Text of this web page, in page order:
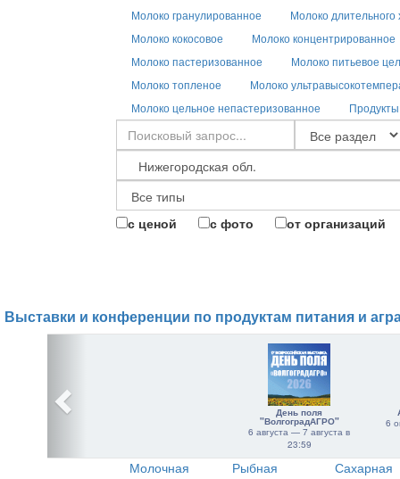
Молоко гранулированное
Молоко длительного
Молоко кокосовое
Молоко концентрированное
Молоко пастеризованное
Молоко питьевое
Молоко топленое
Молоко
Молоко цельное непастеризованное
с ценой с фото от организаций
Выставки и конференции по продуктам питания и
День поля
"ВолгоградАГРО"
6 августа — 7 августа в
23:59
6
Молочная
Рыбная
Сахарная